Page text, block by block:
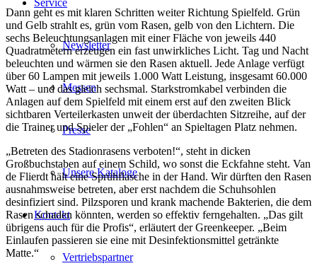
Newsletter
Messen
Presse
Unsere Kataloge
Kontakt
Vertriebspartner
Dann geht es mit klaren Schritten weiter Richtung Spielfeld. Grün
und Gelb strahlt es, grün vom Rasen, gelb von den Lichtern. Die
sechs Beleuchtungsanlagen mit einer Fläche von jeweils 440
Quadratmetern erzeugen ein fast unwirkliches Licht. Tag und Nacht
beleuchten und wärmen sie den Rasen aktuell. Jede Anlage verfügt
über 60 Lampen mit jeweils 1.000 Watt Leistung, insgesamt 60.000
Watt – und das gleich sechsmal. Starkstromkabel verbinden die
Anlagen auf dem Spielfeld mit einem erst auf den zweiten Blick
sichtbaren Verteilerkasten unweit der überdachten Sitzreihe, auf der
die Trainer und Spieler der „Fohlen“ an Spieltagen Platz nehmen.
„Betreten des Stadionrasens verboten!“, steht in dicken
Großbuchstaben auf einem Schild, wo sonst die Eckfahne steht. Van
de Flierdt hält eine Sprühflasche in der Hand. Wir dürften den Rasen
ausnahmsweise betreten, aber erst nachdem die Schuhsohlen
desinfiziert sind. Pilzsporen und krank machende Bakterien, die dem
Rasen schaden könnten, werden so effektiv ferngehalten. „Das gilt
übrigens auch für die Profis“, erläutert der Greenkeeper. „Beim
Einlaufen passieren sie eine mit Desinfektionsmittel getränkte
Matte.“